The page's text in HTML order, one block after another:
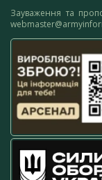
Зауваження та